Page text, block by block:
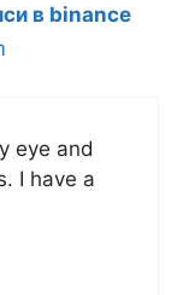
в binance
eye and
I have a